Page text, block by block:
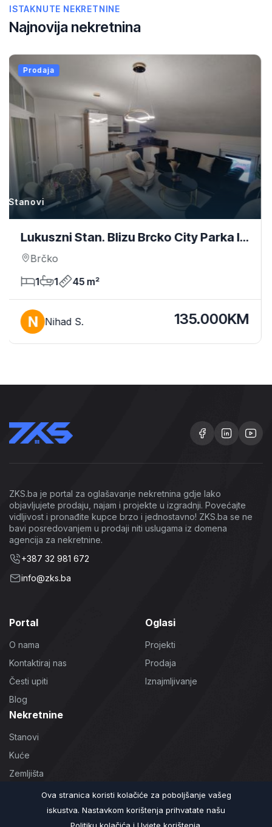
ISTAKNUTE NEKRETNINE
Najnovija nekretnina
City Parka I
135.000KM
Prodaja
Stanovi
Stan U Centru
ZKS.ba je portal za oglašavanje nekretnina gdje lako
objavljujete prodaju, najam i projekte u izgradnji. Povećajte
vidljivost i pronađite kupce brzo i jednostavno! ZKS.ba se ne
bavi posredovanjem u prodaji niti uslugama iz domena
agencija za nekretnine.
+387 32 981 672
info@zks.ba
Portal
O nama
Kontaktiraj nas
Česti upiti
Blog
Oglasi
Projekti
Prodaja
Iznajmljivanje
Nekretnine
Stanovi
Kuće
Zemljišta
Poslovni prostori
Ova stranica koristi kolačiće za poboljšanje vašeg
iskustva. Nastavkom korištenja prihvatate našu